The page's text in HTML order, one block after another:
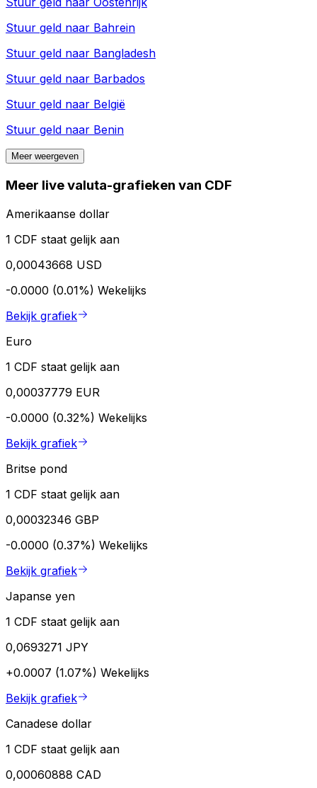
Stuur geld naar Bahrein
Stuur geld naar Bangladesh
Stuur geld naar Barbados
Stuur geld naar België
Stuur geld naar Benin
Meer weergeven
Meer live valuta-grafieken van CDF
Amerikaanse dollar
1 CDF staat gelijk aan
0,00043668 USD
-0.0000 (0.01%) Wekelijks
Bekijk grafiek
Euro
1 CDF staat gelijk aan
0,00037779 EUR
-0.0000 (0.32%) Wekelijks
Bekijk grafiek
Britse pond
1 CDF staat gelijk aan
0,00032346 GBP
-0.0000 (0.37%) Wekelijks
Bekijk grafiek
Japanse yen
1 CDF staat gelijk aan
0,0693271 JPY
+0.0007 (1.07%) Wekelijks
Bekijk grafiek
Canadese dollar
1 CDF staat gelijk aan
0,00060888 CAD